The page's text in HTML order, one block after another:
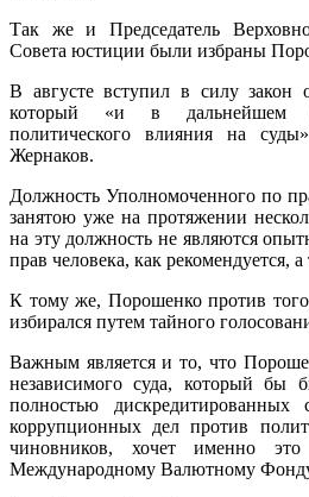
Так же и Председатель
Совета юстиции были избраны
В августе вступил в силу закон
который «и в дальнейшем
политического влияния на
Жернаков.
Должность Уполномоченного по
занятою уже на протяжении
на эту должность не являются
прав человека, как рекомендуется,
К тому же, Порошенко против
избирался путем тайного
Важным является и то, что
независимого суда, который бы
полностью дискредитированных
коррупционных дел против
чиновников, хочет именно
Международному Валютному